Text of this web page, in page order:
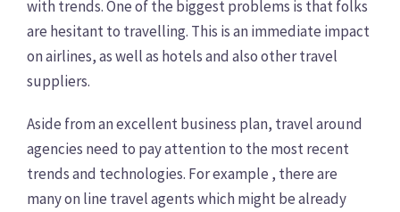
with trends. One of the biggest problems is that folks
are hesitant to travelling. This is an immediate impact
on airlines, as well as hotels and also other travel
suppliers.
Aside from an excellent business plan, travel around
agencies need to pay attention to the most recent
trends and technologies. For example , there are
many on line travel agents which might be already